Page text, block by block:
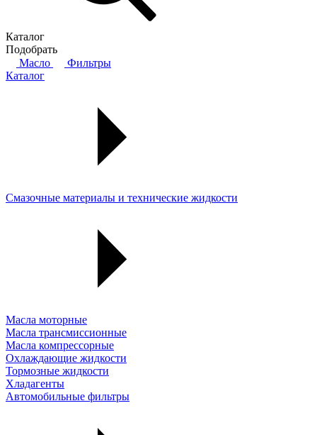
Каталог
Подобрать
Масло
Фильтры
Каталог
Смазочные материалы и технические жидкости
Масла моторные
Масла трансмиссионные
Масла компрессорные
Охлаждающие жидкости
Тормозные жидкости
Хладагенты
Автомобильные фильтры